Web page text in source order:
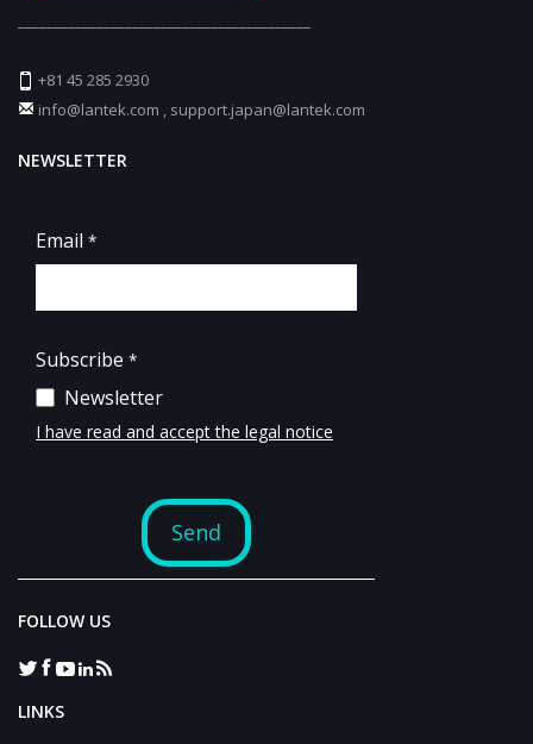
+81 45 285 2930
info@lantek.com
support.japan@lantek.com
NEWSLETTER
FOLLOW US
LINKS